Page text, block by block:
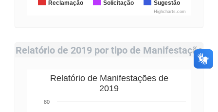
Reclamação
Solicitação Sugestão
Highcharts.com
Relatório de 2019 por tipo de Manifestação
Relatório de Manifestações de
2019
80